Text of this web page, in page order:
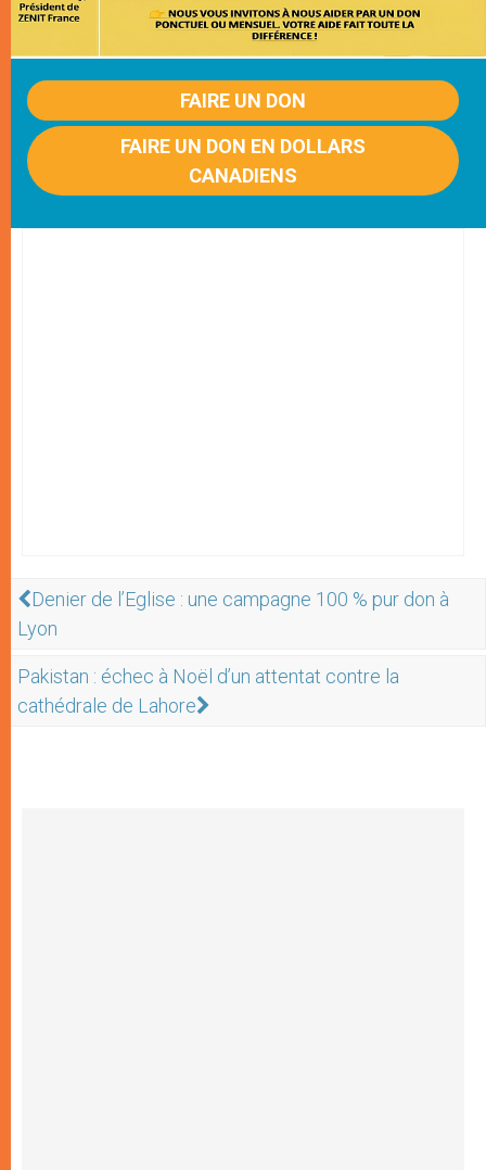
FAIRE UN DON
FAIRE UN DON EN DOLLARS
CANADIENS
Denier de l’Eglise : une campagne 100 % pur don à
Lyon
Pakistan : échec à Noël d’un attentat contre la
cathédrale de Lahore